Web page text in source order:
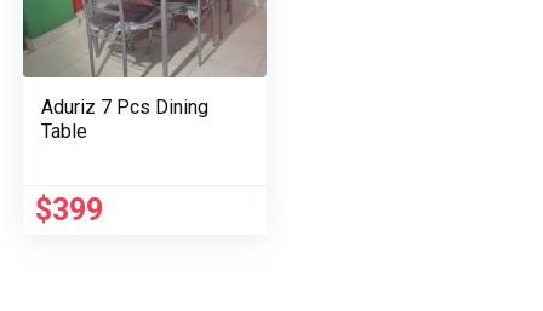
Aduriz 7 Pcs Dining
Table
$399